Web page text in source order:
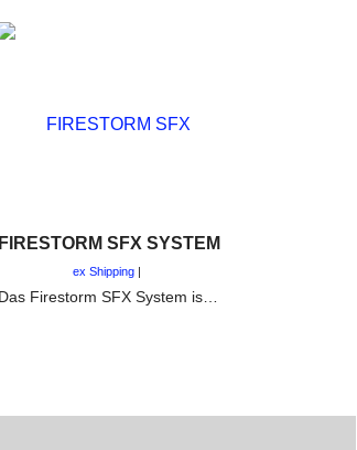
FIRESTORM SFX SYSTEM
ex Shipping